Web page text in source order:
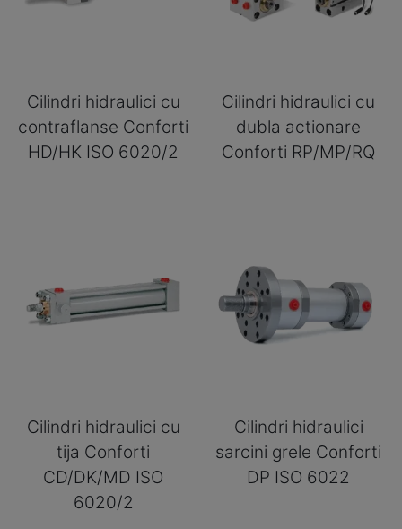
Cilindri hidraulici cu
contraflanse Conforti
HD/HK ISO 6020/2
Cilindri hidraulici cu
dubla actionare
Conforti RP/MP/RQ
Cilindri hidraulici cu
tija Conforti
CD/DK/MD ISO
6020/2
Cilindri hidraulici
sarcini grele Conforti
DP ISO 6022